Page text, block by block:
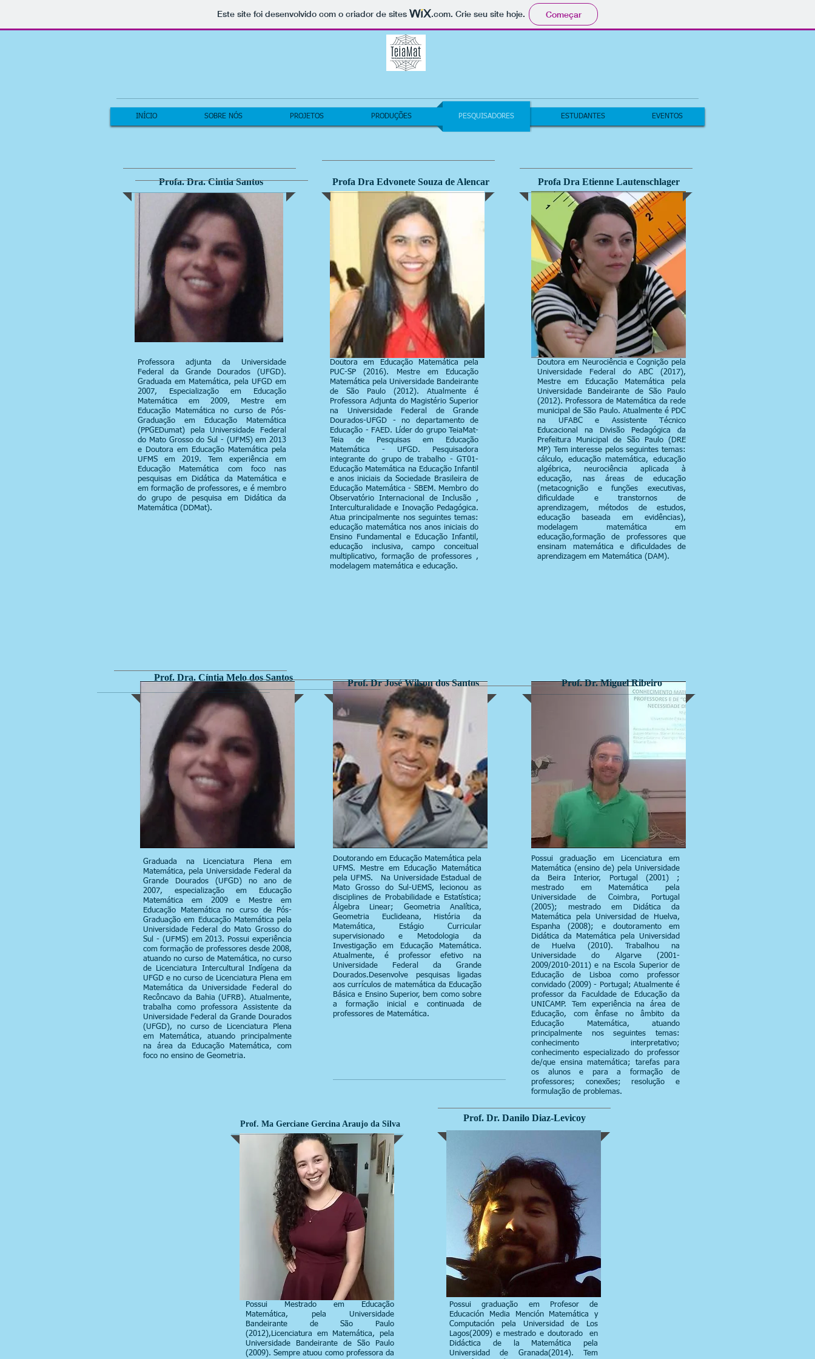
Este site foi desenvolvido com o criador de sites .com. Crie seu site hoje. Começar
INÍCIO SOBRE NÓS PROJETOS PRODUÇÕES PESQUISADORES ESTUDANTES EVENTOS
Professora adjunta da Universidade
Federal da Grande Dourados (UFGD).
Graduada em Matemática, pela UFGD em
2007, Especialização em Educação
Matemática em 2009, Mestre em
Educação Matemática no curso de Pós-
Graduação em Educação Matemática
(PPGEDumat) pela Universidade Federal
do Mato Grosso do Sul - (UFMS) em 2013
e Doutora em Educação Matemática pela
UFMS em 2019. Tem experiência em
Educação Matemática com foco nas
pesquisas em Didática da Matemática e
em formação de professores, e é membro
do grupo de pesquisa em Didática da
Matemática (DDMat).
Doutora em Educação Matemática pela
PUC-SP (2016). Mestre em Educação
Matemática pela Universidade Bandeirante
de São Paulo (2012). Atualmente é
Professora Adjunta do Magistério Superior
na Universidade Federal de Grande
Dourados-UFGD - no departamento de
Educação - FAED. Líder do grupo TeiaMat-
Teia de Pesquisas em Educação
Matemática - UFGD. Pesquisadora
integrante do grupo de trabalho - GT01-
Educação Matemática na Educação Infantil
e anos iniciais da Sociedade Brasileira de
Educação Matemática - SBEM. Membro do
Observatório Internacional de Inclusão ,
Interculturalidade e Inovação Pedagógica.
Atua principalmente nos seguintes temas:
educação matemática nos anos iniciais do
Ensino Fundamental e Educação Infantil,
educação inclusiva, campo conceitual
multiplicativo, formação de professores ,
modelagem matemática e educação.
Doutora em Neurociência e Cognição pela
Universidade Federal do ABC (2017),
Mestre em Educação Matemática pela
Universidade Bandeirante de São Paulo
(2012). Professora de Matemática da rede
municipal de São Paulo. Atualmente é PDC
na UFABC e Assistente Técnico
Educacional na Divisão Pedagógica da
Prefeitura Municipal de São Paulo (DRE
MP) Tem interesse pelos seguintes temas:
cálculo, educação matemática, educação
algébrica, neurociência aplicada à
educação, nas áreas de educação
(metacognição e funções executivas,
dificuldade e transtornos de
aprendizagem, métodos de estudos,
educação baseada em evidências),
modelagem matemática em
educação,formação de professores que
ensinam matemática e dificuldades de
aprendizagem em Matemática (DAM).
Profa. Dra. Cintia Santos Profa Dra Edvonete Souza de Alencar Profa Dra Etienne Lautenschlager
Prof. Dra. Cíntia Melo dos Santos
Graduada na Licenciatura Plena em
Matemática, pela Universidade Federal da
Grande Dourados (UFGD) no ano de
2007, especialização em Educação
Matemática em 2009 e Mestre em
Educação Matemática no curso de Pós-
Graduação em Educação Matemática pela
Universidade Federal do Mato Grosso do
Sul - (UFMS) em 2013. Possui experiência
com formação de professores desde 2008,
atuando no curso de Matemática, no curso
de Licenciatura Intercultural Indígena da
UFGD e no curso de Licenciatura Plena em
Matemática da Universidade Federal do
Recôncavo da Bahia (UFRB). Atualmente,
trabalha como professora Assistente da
Universidade Federal da Grande Dourados
(UFGD), no curso de Licenciatura Plena
em Matemática, atuando principalmente
na área da Educação Matemática, com
foco no ensino de Geometria.
Prof. Dr José Wilson dos Santos
Doutorando em Educação Matemática pela
UFMS. Mestre em Educação Matemática
pela UFMS. Na Universidade Estadual de
Mato Grosso do Sul-UEMS, lecionou as
disciplines de Probabilidade e Estatística;
Álgebra Linear; Geometria Analítica,
Geometria Euclideana, História da
Matemática, Estágio Curricular
supervisionado e Metodologia da
Investigação em Educação Matemática.
Atualmente, é professor efetivo na
Universidade Federal da Grande
Dourados.Desenvolve pesquisas ligadas
aos currículos de matemática da Educação
Básica e Ensino Superior, bem como sobre
a formação inicial e continuada de
professores de Matemática.
Prof. Dr. Miguel Ribeiro
Possui graduação em Licenciatura em
Matemática (ensino de) pela Universidade
da Beira Interior, Portugal (2001) ;
mestrado em Matemática pela
Universidade de Coimbra, Portugal
(2005); mestrado em Didática da
Matemática pela Universidad de Huelva,
Espanha (2008); e doutoramento em
Didática da Matemática pela Universidad
de Huelva (2010). Trabalhou na
Universidade do Algarve (2001-
2009/2010-2011) e na Escola Superior de
Educação de Lisboa como professor
convidado (2009) - Portugal; Atualmente é
professor da Faculdade de Educação da
UNICAMP. Tem experiência na área de
Educação, com ênfase no âmbito da
Educação Matemática, atuando
principalmente nos seguintes temas:
conhecimento interpretativo;
conhecimento especializado do professor
de/que ensina matemática; tarefas para
os alunos e para a formação de
professores; conexões; resolução e
formulação de problemas.
Prof. Ma Gerciane Gercina Araujo da Silva
Possui Mestrado em Educação
Matemática, pela Universidade
Bandeirante de São Paulo
(2012),Licenciatura em Matemática, pela
Universidade Bandeirante de São Paulo
(2009). Sempre atuou como professora da
Prof. Dr. Danilo Diaz-Levicoy
Possui graduação em Profesor de
Educación Media Mención Matemática y
Computación pela Universidad de Los
Lagos(2009) e mestrado e doutorado en
Didáctica de la Matemática pela
Universidad de Granada(2014). Tem